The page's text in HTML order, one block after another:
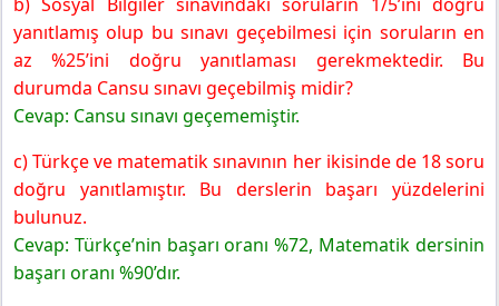
yanıtlamış olup bu sınavı geçebilmesi için soruların en
az %25’ini doğru yanıtlaması gerekmektedir. Bu
durumda Cansu sınavı geçebilmiş midir?
Cevap: Cansu sınavı geçememiştir.
c) Türkçe ve matematik sınavının her ikisinde de 18 soru
doğru yanıtlamıştır. Bu derslerin başarı yüzdelerini
bulunuz.
Cevap: Türkçe’nin başarı oranı %72, Matematik dersinin
başarı oranı %90’dır.